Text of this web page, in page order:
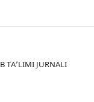
TA’LIMI JURNALI